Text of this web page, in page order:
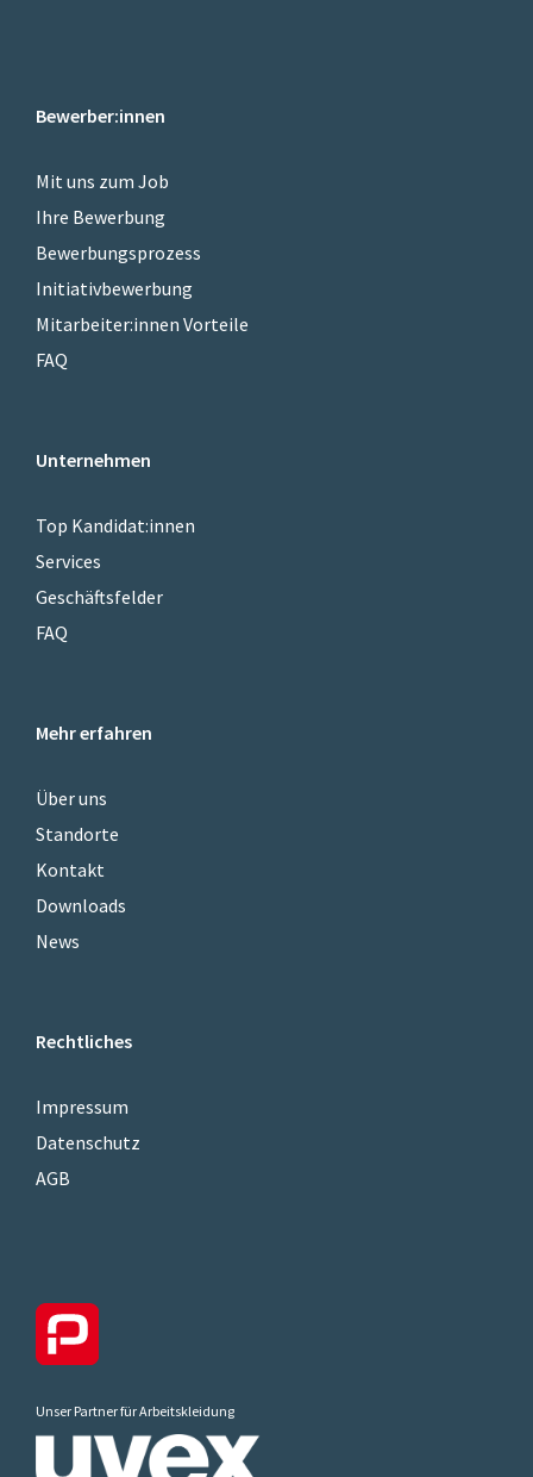
Bewerber:innen
Mit uns zum Job
Ihre Bewerbung
Bewerbungsprozess
Initiativbewerbung
Mitarbeiter:innen Vorteile
FAQ
Unternehmen
Top Kandidat:innen
Services
Geschäftsfelder
FAQ
Mehr erfahren
Über uns
Standorte
Kontakt
Downloads
News
Rechtliches
Impressum
Datenschutz
AGB
Unser Partner für Arbeitskleidung